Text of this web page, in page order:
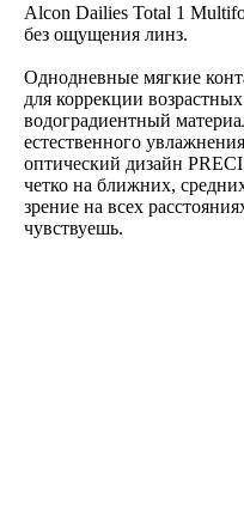
Alcon Dailies Total 1
без ощущения линз.
Однодневные мягкие
для коррекции
водоградиентный
естественного
оптический дизайн
четко на ближних,
зрение на всех
чувствуешь.